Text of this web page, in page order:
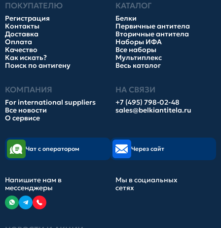
ПОКУПАТЕЛЮ
Регистрация
Контакты
Доставка
Оплата
Качество
Как искать?
Поиск по антигену
КАТАЛОГ
Белки
Первичные антитела
Вторичные антитела
Наборы ИФА
Все наборы
Мультиплекс
Весь каталог
КОМПАНИЯ
For international suppliers
Все новости
О сервисе
НА СВЯЗИ
+7 (495) 798-02-48
sales@belkiantitela.ru
Чат с оператором Через сайт
Напишите нам в
мессенджеры
Мы в социальных
сетях